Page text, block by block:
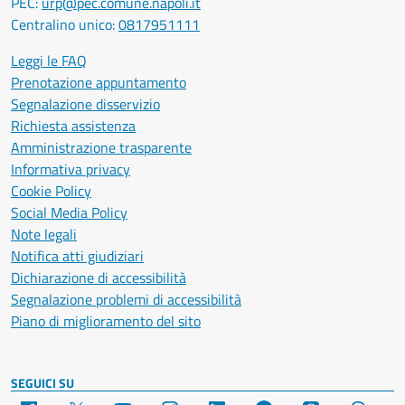
Centralino unico:0817951111
Leggi le FAQ
Prenotazione appuntamento
Segnalazione disservizio
Richiesta assistenza
Amministrazione trasparente
Informativa privacy
Cookie Policy
Social Media Policy
Note legali
Notifica atti giudiziari
Dichiarazione di accessibilità
Segnalazione problemi di accessibilità
Piano di miglioramento del sito
SEGUICI SU